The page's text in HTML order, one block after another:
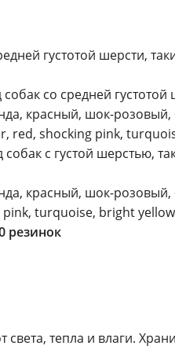
густотой шерсти,
со средней
красный, шок-
red, shocking pink,
с густой шерстью,
красный, шок-
turquoise, bright
резинок
тепла и влаги.